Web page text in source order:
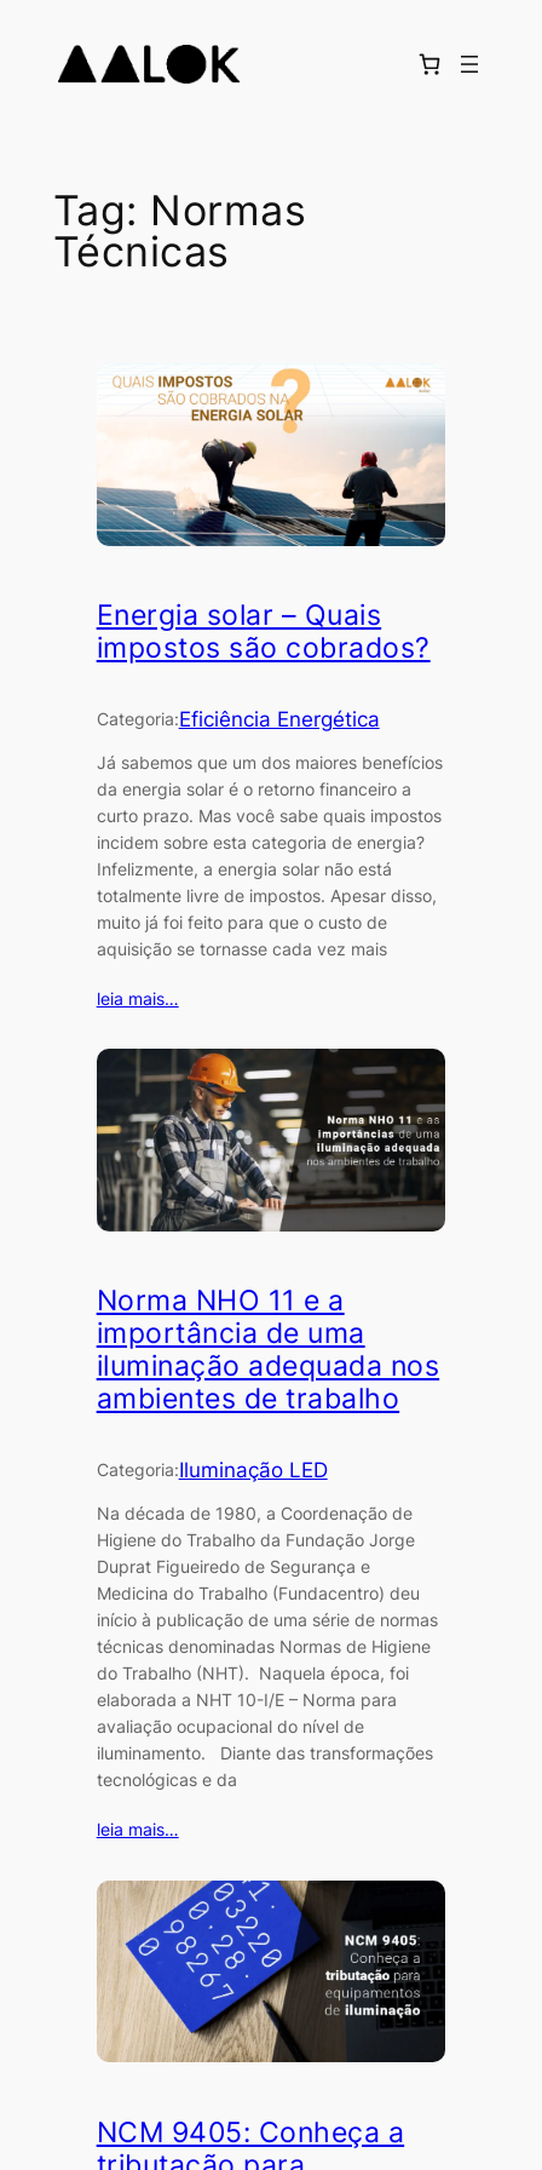
Tag: Normas
Técnicas
Energia solar – Quais
impostos são cobrados?
Categoria:Eficiência Energética
Já sabemos que um dos maiores benefícios
da energia solar é o retorno financeiro a
curto prazo. Mas você sabe quais impostos
incidem sobre esta categoria de energia?
Infelizmente, a energia solar não está
totalmente livre de impostos. Apesar disso,
muito já foi feito para que o custo de
aquisição se tornasse cada vez mais
leia mais…
Norma NHO 11 e a
importância de uma
iluminação adequada nos
ambientes de trabalho
Categoria:Iluminação LED
Na década de 1980, a Coordenação de
Higiene do Trabalho da Fundação Jorge
Duprat Figueiredo de Segurança e
Medicina do Trabalho (Fundacentro) deu
início à publicação de uma série de normas
técnicas denominadas Normas de Higiene
do Trabalho (NHT). Naquela época, foi
elaborada a NHT 10-I/E – Norma para
avaliação ocupacional do nível de
iluminamento. Diante das transformações
tecnológicas e da
leia mais…
NCM 9405: Conheça a